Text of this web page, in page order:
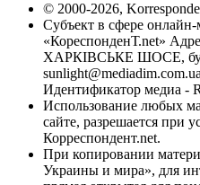
© 2000-2026,
Субъект в сфере
«КореспонденТ.net»
ХАРКІВСЬКЕ ШОСЕ,
sunlight@mediadim.com.ua
Идентификатор медиа -
Использование любых
сайте, разрешается при
Корреспондент.net.
При копировании
Украины и мира», для